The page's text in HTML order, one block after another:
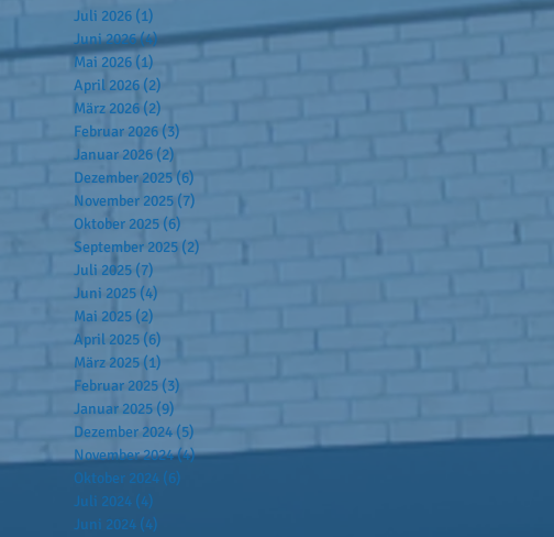
Juli 2026 (1)
Juni 2026(4)4 Beiträge
Mai 2026 (1)
April 2026 (2)
März 2026 (2)
Februar 2026 (3)
Januar 2026 (2)
Dezember 2025 (6)
November 2025 (7)
Oktober 2025 (6)
September 2025 (2)
Juli 2025 (7)
Juni 2025 (4)
Mai 2025 (2)
April 2025 (6)
März 2025 (1)
Februar 2025 (3)
Januar 2025 (9)
Dezember 2024 (5)
November 2024(4)4 Beiträge
Oktober 2024 (6)
Juli 2024 (4)
Juni 2024 (4)